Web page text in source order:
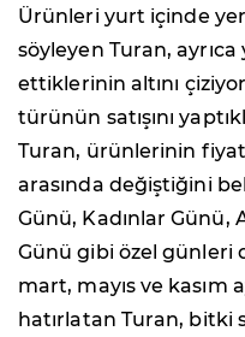
Ürünleri yurt içinde
söyleyen Turan,
ettiklerinin altını
türünün satışını
Turan, ürünlerinin fiyat
arasında değiştiğini
Günü, Kadınlar
Günü gibi özel günleri
mart, mayıs ve kasım
hatırlatan Turan, bitki